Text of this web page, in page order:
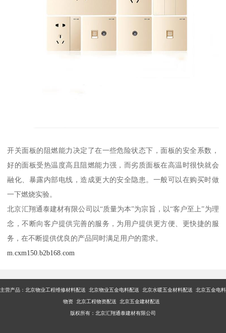
开关面板的阻燃能力决定了在一些危险状态下，面板的安全系数，
好的面板受热温度高且阻燃能力强，而劣质面板在高温时很快就会
融化、暴露内部电线，造成更大的安全隐患。一般可以在购买时做
一下燃烧实验。
北京汇翔通泰建材有限公司以“质量为本”为宗旨，以“客户至上”为理
念，不断向客户提供完善的服务，为用户提供更方便、更快捷的服
务，在不断提供优良的产品同时满足用户的需求。
m.cxm150.b2b168.com
主营产品： 北京物业工程维修材料配送 北京物业五金电料配送 北京水暖五金材料配送 北京五金电料
物资 北京工程物资配送 北京五金建材配送
版权所有：北京汇翔通泰建材有限公司